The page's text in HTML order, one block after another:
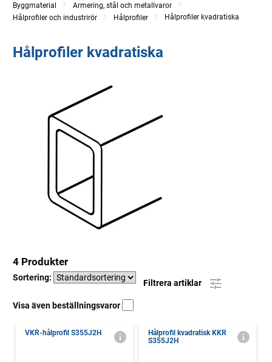
Byggmaterial
Armering, stål och metallvaror
Hålprofiler och industrirör
Hålprofiler Hålprofiler kvadratiska
Hålprofiler kvadratiska
4 Produkter
Sortering:
Filtrera artiklar
Visa även beställningsvaror
VKR-hålprofil S355J2H
Hålprofil kvadratisk KKR
S355J2H